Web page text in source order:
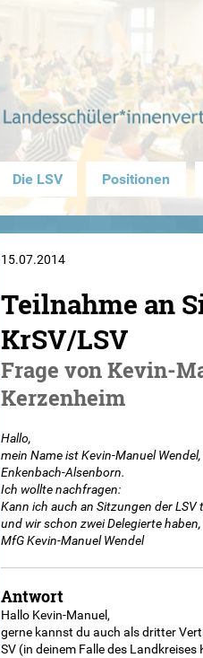
Die LSV Positionen
15.07.2014
Teilnahme an
KrSV/LSV
Frage von Kevin-
Kerzenheim
Hallo,
mein Name ist Kevin-Manuel
Enkenbach-Alsenborn.
Ich wollte nachfragen:
Kann ich auch an Sitzungen der
und wir schon zwei Delegierte
MfG Kevin-Manuel Wendel
Antwort
Hallo Kevin-Manuel,
gerne kannst du auch als dritter
SV (in deinem Falle des